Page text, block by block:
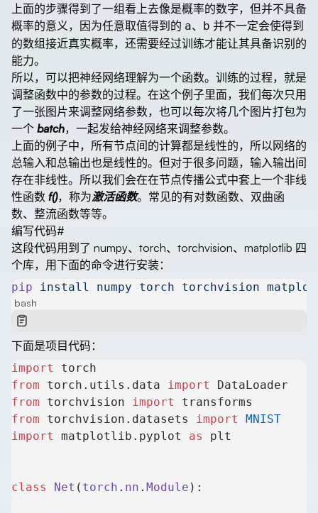
上面的步骤得到了一组看上去像是概率的数字，但并不具备
概率的意义，因为任意取值得到的 a、 b 并不一定会使得到
的数组接近真实概率，还需要经过训练才能让其具备识别的
能力。
所以，可以把神经网络理解为一个函数。训练的过程，就是
调整函数中的参数的过程。在这个例子里面，我们每次只用
了一张图片来调整网络参数，也可以每次将几个图片打包为
一个 batch，一起发给神经网络来调整参数。
上面的例子中，所有节点间的计算都是线性的，所以网络的
总输入和总输出也是线性的。但对于很多问题，输入输出间
存在非线性。所以我们会在在节点传播公式中套上一个非线
性函数 f()，称为激活函数。常见的有对数函数、双曲函
数、整流函数等等。
编写代码#
这段代码用到了 numpy、torch、torchvision、matplotlib 四
个库，用下面的命令进行安装：
pip install numpy torch torchvision
bash
下面是项目代码：
import
torch
from torch.utils.data import
DataLoader
from torchvision import
transforms
from torchvision.datasets import
MNIST
import
matplotlib.pyplot as plt
class Net ( torch . nn . Module ):